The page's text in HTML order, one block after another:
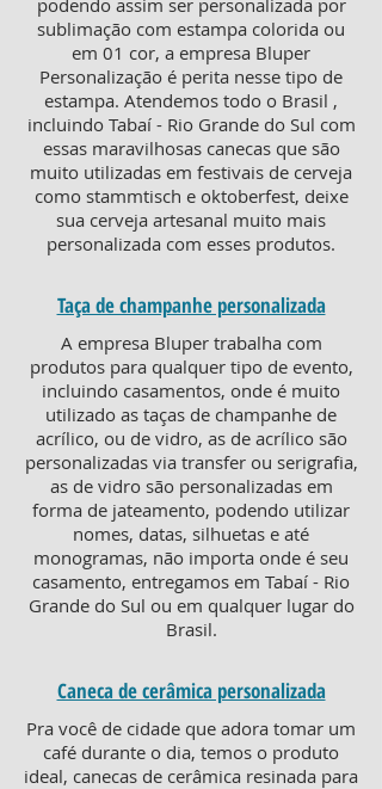
podendo assim ser personalizada por
sublimação com estampa colorida ou
em 01 cor, a empresa Bluper
Personalização é perita nesse tipo de
estampa. Atendemos todo o Brasil ,
incluindo Tabaí - Rio Grande do Sul com
essas maravilhosas canecas que são
muito utilizadas em festivais de cerveja
como stammtisch e oktoberfest, deixe
sua cerveja artesanal muito mais
personalizada com esses produtos.
Taça de champanhe personalizada
A empresa Bluper trabalha com
produtos para qualquer tipo de evento,
incluindo casamentos, onde é muito
utilizado as taças de champanhe de
acrílico, ou de vidro, as de acrílico são
personalizadas via transfer ou serigrafia,
as de vidro são personalizadas em
forma de jateamento, podendo utilizar
nomes, datas, silhuetas e até
monogramas, não importa onde é seu
casamento, entregamos em Tabaí - Rio
Grande do Sul ou em qualquer lugar do
Brasil.
Caneca de cerâmica personalizada
Pra você de cidade que adora tomar um
café durante o dia, temos o produto
ideal, canecas de cerâmica resinada para